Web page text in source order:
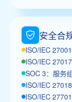
安全合
ISO/IEC
ISO/IEC
SOC 3：服务
ISO/IEC
ISO/IEC